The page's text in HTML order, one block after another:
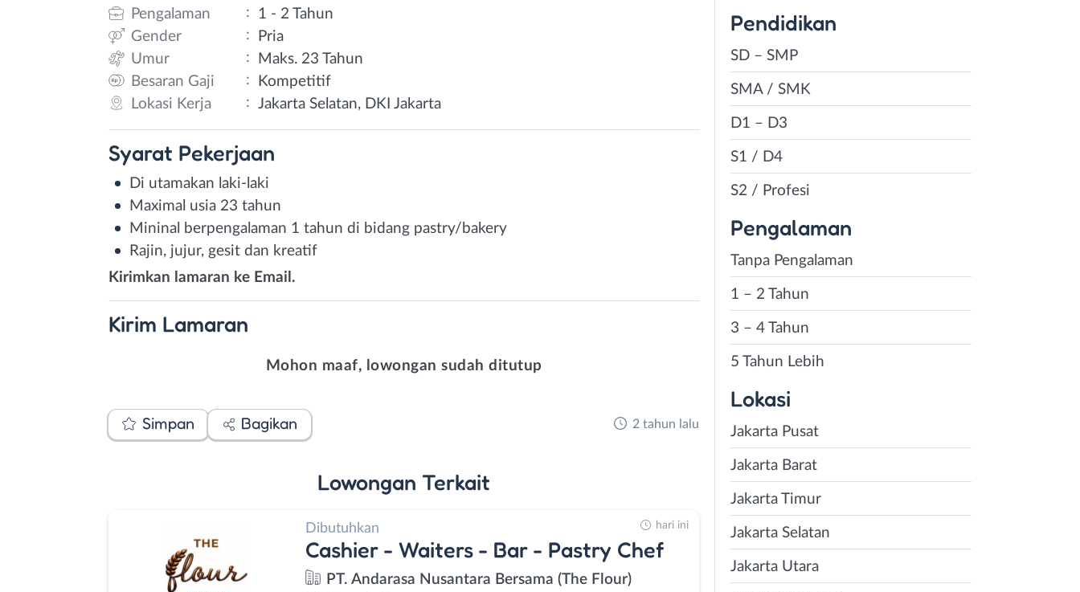
Pengalaman
:
1 - 2 Tahun
Gender
:
Pria
Umur
:
Maks. 23 Tahun
Besaran Gaji
:
Kompetitif
Lokasi Kerja
: Jakarta Selatan, DKI Jakarta
Syarat Pekerjaan
Di utamakan laki-laki
Maximal usia 23 tahun
Mininal berpengalaman 1 tahun di bidang pastry/bakery
Rajin, jujur, gesit dan kreatif
Kirimkan lamaran ke Email.
Kirim Lamaran
Mohon maaf, lowongan sudah ditutup
Simpan Bagikan 2 tahun lalu
Lowongan Terkait
Dibutuhkan
Cashier - Waiters - Bar - Pastry Chef
PT. Andarasa Nusantara Bersama (The Flour)
hari ini
Pendidikan
SD – SMP
SMA / SMK
D1 – D3
S1 / D4
S2 / Profesi
Pengalaman
Tanpa Pengalaman
1 – 2 Tahun
3 – 4 Tahun
5 Tahun Lebih
Lokasi
Jakarta Pusat
Jakarta Barat
Jakarta Timur
Jakarta Selatan
Jakarta Utara